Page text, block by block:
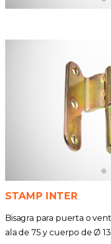
STAMP INTER
Bisagra para puerta o
ala de 75 y cuerpo de Ø 13